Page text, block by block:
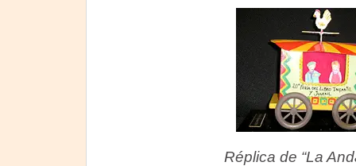
Réplica de “La